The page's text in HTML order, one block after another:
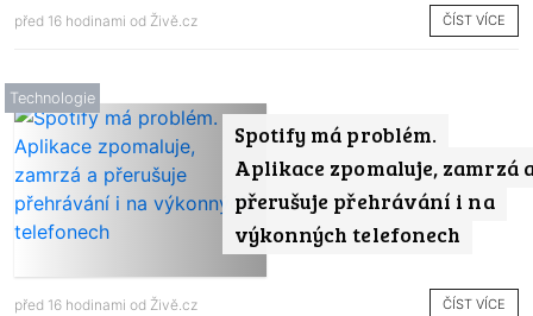
před 16 hodinami od Živě.cz ČÍST VÍCE
Spotify má problém.
Aplikace zpomaluje, zamrzá
přerušuje přehrávání i na
výkonných telefonech
Technologie
před 16 hodinami od Živě.cz ČÍST VÍCE